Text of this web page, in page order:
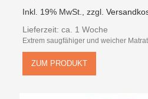
Inkl. 19% MwSt. ,zzgl.
Lieferzeit: ca. 1 Woche
Extrem saugfähiger und weicher
ZUM PRODUKT